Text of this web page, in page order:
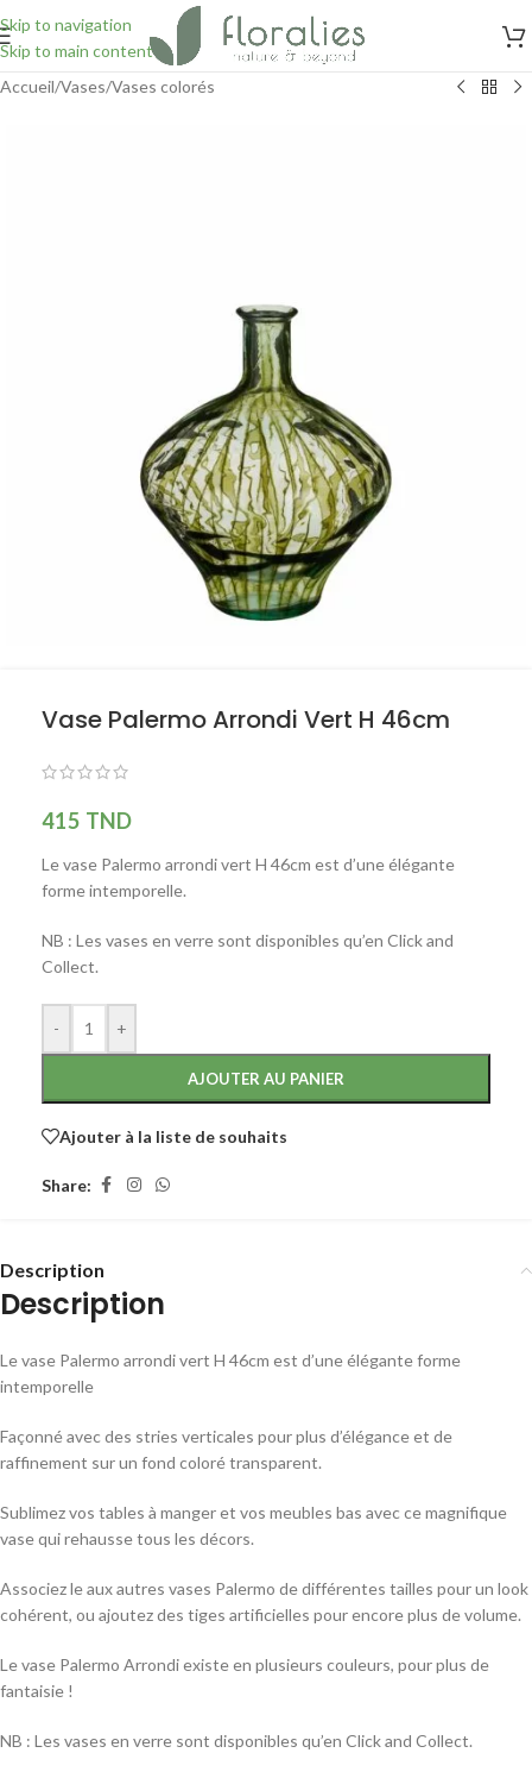
Skip to navigation
Skip to main content
Accueil/Vases/Vases colorés
Vase Palermo Arrondi Vert H 46cm
415 TND
Le vase Palermo arrondi vert H 46cm est d’une élégante
forme intemporelle.
NB : Les vases en verre sont disponibles qu’en Click and
Collect.
- +
AJOUTER AU PANIER
Ajouter à la liste de souhaits
Share:
Description
Description
Le vase Palermo arrondi vert H 46cm est d’une élégante forme
intemporelle
Façonné avec des stries verticales pour plus d’élégance et de
raffinement sur un fond coloré transparent.
Sublimez vos tables à manger et vos meubles bas avec ce magnifique
vase qui rehausse tous les décors.
Associez le aux autres vases Palermo de différentes tailles pour un look
cohérent, ou ajoutez des tiges artificielles pour encore plus de volume.
Le vase Palermo Arrondi existe en plusieurs couleurs, pour plus de
fantaisie !
NB : Les vases en verre sont disponibles qu’en Click and Collect.